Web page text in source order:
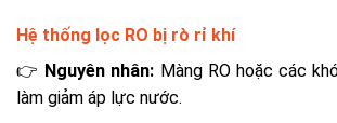
Hệ thống lọc RO bị rò rỉ khí
👉 Nguyên nhân: Màng RO hoặc các
làm giảm áp lực nước.